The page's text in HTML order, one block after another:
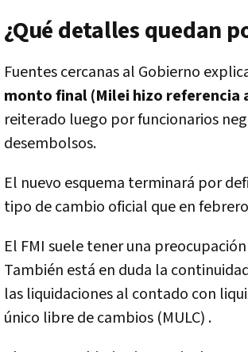
¿Qué detalles quedan
Fuentes cercanas al Gobierno
monto final (Milei hizo referencia
reiterado luego por funcionarios
desembolsos.
El nuevo esquema terminará por
tipo de cambio oficial que en
El FMI suele tener una
También está en duda la
las liquidaciones al contado con
único libre de cambios (MULC) .